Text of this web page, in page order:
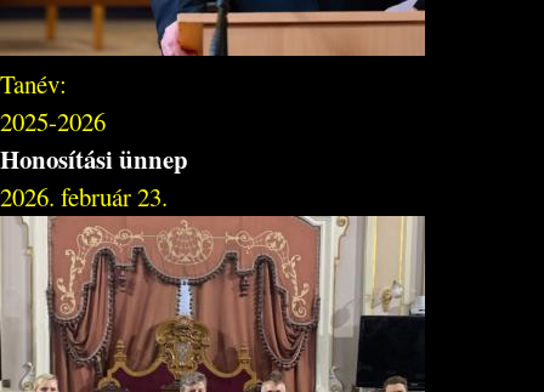
Tanév:
2025-2026
Honosítási ünnep
2026. február 23.